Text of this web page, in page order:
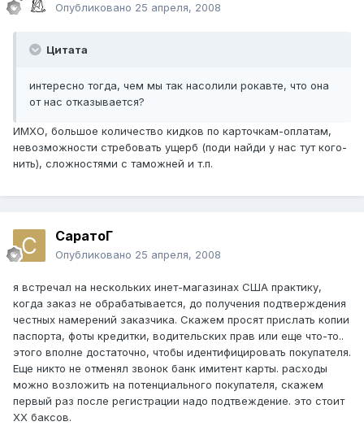
Опубликовано 25 апреля, 2008
Цитата
интересно тогда, чем мы так насолили рокавте, что она
от нас отказывается?
ИМХО, большое количество кидков по карточкам-оплатам,
невозможности стребовать ущерб (поди найди у нас тут кого-
нить), сложностями с таможней и т.п.
СаратоГ
Опубликовано 25 апреля, 2008
я встречал на нескольких инет-магазинах США практику,
когда заказ не обрабатывается, до получения подтверждения
честных намерений заказчика. Скажем просят прислать копии
паспорта, фоты кредитки, водительских прав или еще что-то..
этого вполне достаточно, чтобы идентифицировать покупателя.
Еще никто не отменял звонок банк имитент карты. расходы
можно возложить на потенциального покупателя, скажем
первый раз после регистрации надо подтвеждение. это стоит
ХХ баксов.